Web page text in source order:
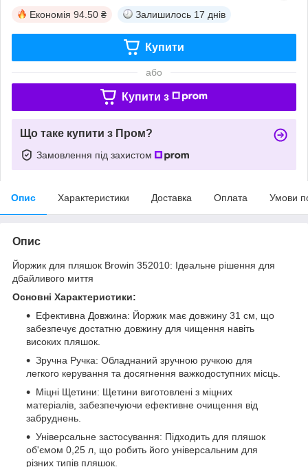
Економія 94.50 ₴ Залишилось 17 днів
Купити
або
Купити з
Що таке купити з Пром?
Замовлення під захистом
Опис Характеристики Доставка Оплата Умови
Опис
Йоржик для пляшок Browin 352010: Ідеальне рішення для
дбайливого миття
Основні Характеристики:
Ефективна Довжина: Йоржик має довжину 31 см, що
забезпечує достатню довжину для чищення навіть
високих пляшок.
Зручна Ручка: Обладнаний зручною ручкою для
легкого керування та досягнення важкодоступних місць.
Міцні Щетини: Щетини виготовлені з міцних
матеріалів, забезпечуючи ефективне очищення від
забруднень.
Універсальне застосування: Підходить для пляшок
об'ємом 0,25 л, що робить його універсальним для
різних типів пляшок.